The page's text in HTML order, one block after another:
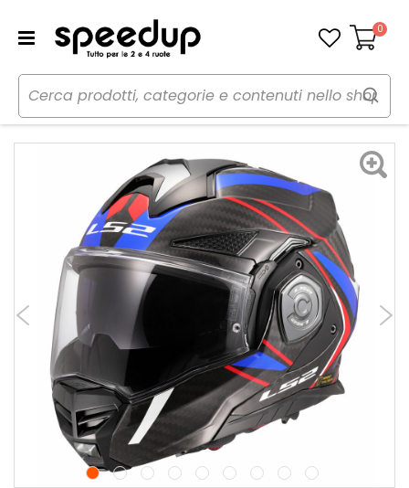
Carrello
0
Home Moto Caschi moto
Caschi
Casco Modulare FF901 Advant X Carbon Future II